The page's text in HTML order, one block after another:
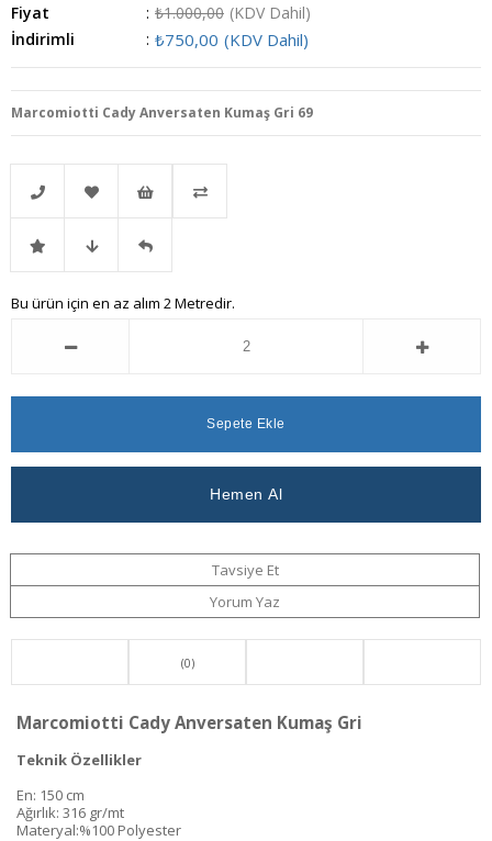
Fiyat
: ₺1.000,00 (KDV Dahil)
İndirimli
: ₺750,00 (KDV Dahil)
Marcomiotti Cady Anversaten Kumaş Gri 69
Telefonla
Sipariş
Favorilere
Ekle
İstek
Listeme
İndirimli Fiyat
Ver
Gelince
Bu ürün için en az alım 2 Metredir.
Tavsiye Et
Yorum Yaz
(0)
Marcomiotti Cady Anversaten Kumaş Gri
Teknik Özellikler
En: 150 cm
Ağırlık: 316 gr/mt
Materyal:%100 Polyester